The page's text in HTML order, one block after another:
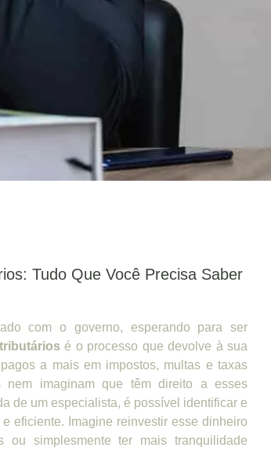
Tudo Que Você Precisa Saber
com o governo, esperando para ser
é o processo que devolve à sua
a mais em impostos, multas e taxas
nem imaginam que têm direito a esses
de um especialista, é possível identificar e
eficiente. Imagine reinvestir esse dinheiro
simplesmente ter mais tranquilidade